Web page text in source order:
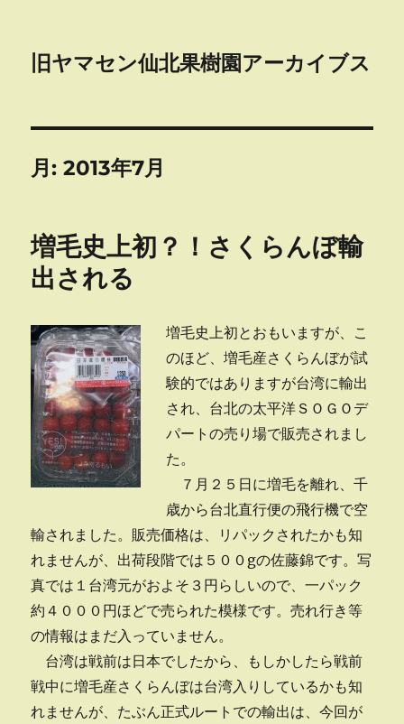
旧ヤマセン仙北果樹園アーカイブス
月:2013年7月
増毛史上初？！さくらんぼ輸
出される
増毛史上初とおもいますが、こ
のほど、増毛産さくらんぼが試
験的ではありますが台湾に輸出
され、台北の太平洋ＳＯＧＯデ
パートの売り場で販売されまし
た。
７月２５日に増毛を離れ、千
歳から台北直行便の飛行機で空
輸されました。販売価格は、リパックされたかも知
れませんが、出荷段階では５００gの佐藤錦です。写
真では１台湾元がおよそ３円らしいので、一パック
約４０００円ほどで売られた模様です。売れ行き等
の情報はまだ入っていません。
台湾は戦前は日本でしたから、もしかしたら戦前
戦中に増毛産さくらんぼは台湾入りしているかも知
れませんが、たぶん正式ルートでの輸出は、今回が